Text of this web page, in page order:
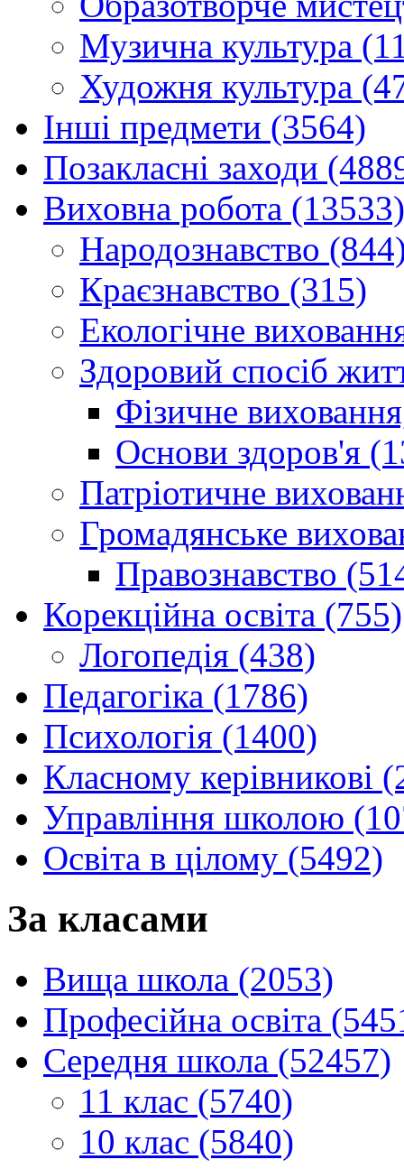
Музична культура
Художня культура
Інші предмети (3564)
Позакласні заходи
Виховна робота (13533)
Народознавство
Краєзнавство (315)
Екологічне
Здоровий спосіб
Фізичне
Основи здоров'я
Патріотичне
Громадянське
Правознавство
Корекційна освіта (755)
Логопедія (438)
Педагогіка (1786)
Психологія (1400)
Класному керівникові
Управління школою
Освіта в цілому (5492)
За класами
Вища школа (2053)
Професійна освіта
Середня школа (52457)
11 клас (5740)
10 клас (5840)